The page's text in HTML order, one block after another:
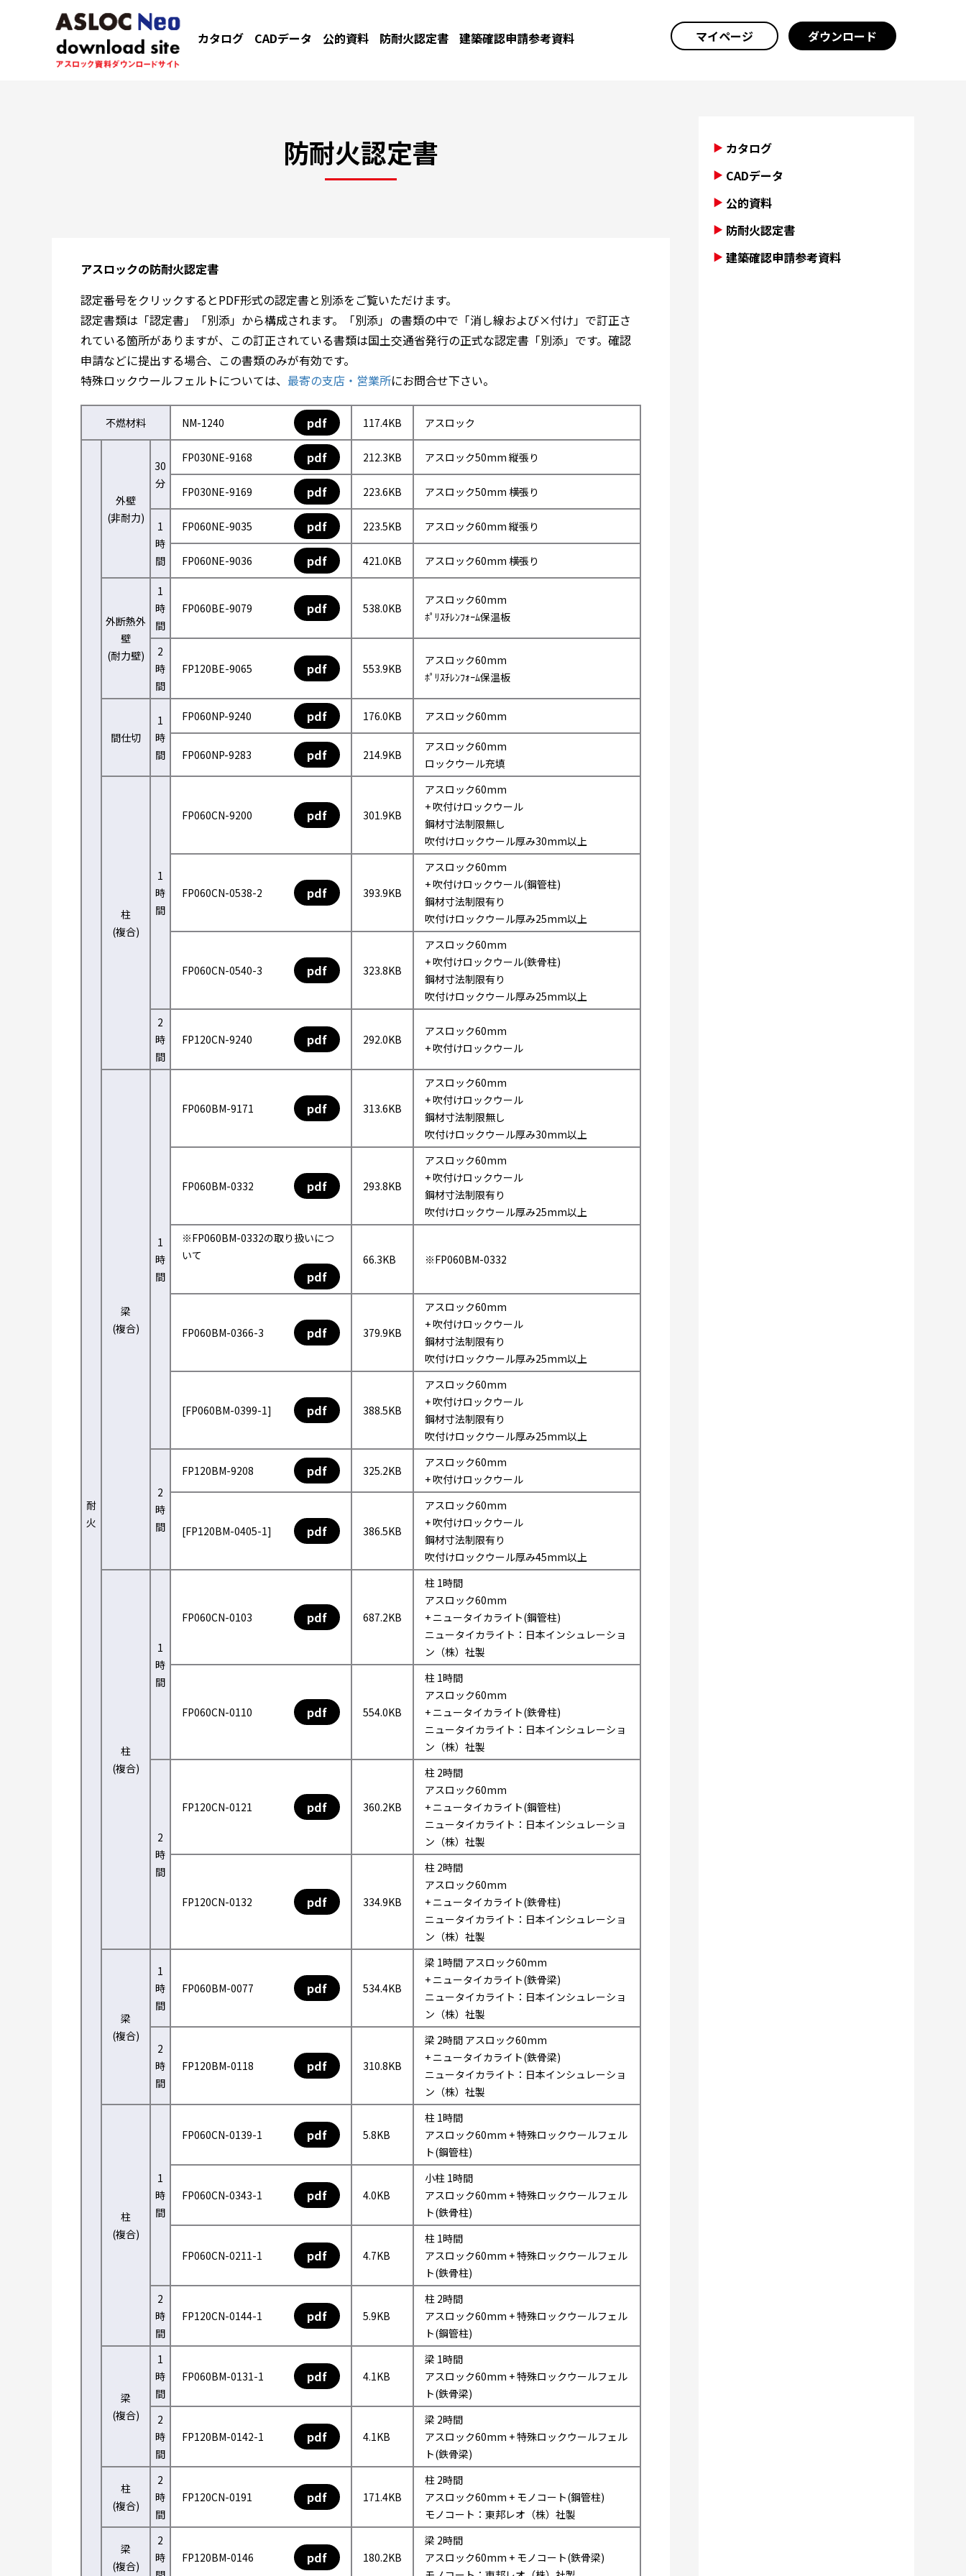
カタログ CADデータ 公的資料 防耐火認定書 建築確認申請参考資料 マイページ ダウンロード
防耐火認定書
アスロックの防耐火認定書
認定番号をクリックするとPDF形式の認定書と別添をご覧いただけます。
認定書類は「認定書」「別添」から構成されます。「別添」の書類の中で「消し線および×付け」で訂正さ
れている箇所がありますが、この訂正されている書類は国土交通省発行の正式な認定書「別添」です。確認
申請などに提出する場合、この書類のみが有効です。
特殊ロックウールフェルトについては、 最寄の支店・営業所にお問合せ下さい。
不燃材料 NM-1240 pdf 117.4KB アスロック
耐
火
外壁
(非耐力)
30
分
FP030NE-9168 pdf 212.3KB アスロック50mm 縦張り
FP030NE-9169 pdf 223.6KB アスロック50mm 横張り
1
時
間
FP060NE-9035 pdf 223.5KB アスロック60mm 縦張り
FP060NE-9036 pdf 421.0KB アスロック60mm 横張り
外断熱外
壁
(耐力壁)
1
時
間
FP060BE-9079 pdf 538.0KB
アスロック60mm
ﾎﾟﾘｽﾁﾚﾝﾌｫｰﾑ保温板
2
時
間
FP120BE-9065 pdf 553.9KB
アスロック60mm
ﾎﾟﾘｽﾁﾚﾝﾌｫｰﾑ保温板
間仕切
1
時
間
FP060NP-9240 pdf 176.0KB アスロック60mm
FP060NP-9283 pdf 214.9KB
アスロック60mm
ロックウール充填
柱
(複合)
1
時
間
FP060CN-9200 pdf 301.9KB
アスロック60mm
+ 吹付けロックウール
鋼材寸法制限無し
吹付けロックウール厚み30mm以上
FP060CN-0538-2 pdf 393.9KB
アスロック60mm
+ 吹付けロックウール(鋼管柱)
鋼材寸法制限有り
吹付けロックウール厚み25mm以上
FP060CN-0540-3 pdf 323.8KB
アスロック60mm
+ 吹付けロックウール(鉄骨柱)
鋼材寸法制限有り
吹付けロックウール厚み25mm以上
2
時
間
FP120CN-9240 pdf 292.0KB
アスロック60mm
+ 吹付けロックウール
梁
(複合)
1
時
間
FP060BM-9171 pdf 313.6KB
アスロック60mm
+ 吹付けロックウール
鋼材寸法制限無し
吹付けロックウール厚み30mm以上
FP060BM-0332 pdf 293.8KB
アスロック60mm
+ 吹付けロックウール
鋼材寸法制限有り
吹付けロックウール厚み25mm以上
※FP060BM-0332の取り扱いにつ
いて
pdf
66.3KB ※FP060BM-0332
FP060BM-0366-3 pdf 379.9KB
アスロック60mm
+ 吹付けロックウール
鋼材寸法制限有り
吹付けロックウール厚み25mm以上
[FP060BM-0399-1] pdf 388.5KB
アスロック60mm
+ 吹付けロックウール
鋼材寸法制限有り
吹付けロックウール厚み25mm以上
2
時
間
FP120BM-9208 pdf 325.2KB
アスロック60mm
+ 吹付けロックウール
[FP120BM-0405-1] pdf 386.5KB
アスロック60mm
+ 吹付けロックウール
鋼材寸法制限有り
吹付けロックウール厚み45mm以上
柱
(複合)
1
時
間
FP060CN-0103 pdf 687.2KB
柱 1時間
アスロック60mm
+ ニュータイカライト(鋼管柱)
ニュータイカライト：日本インシュレーショ
ン（株）社製
FP060CN-0110 pdf 554.0KB
柱 1時間
アスロック60mm
+ ニュータイカライト(鉄骨柱)
ニュータイカライト：日本インシュレーショ
ン（株）社製
2
時
間
FP120CN-0121 pdf 360.2KB
柱 2時間
アスロック60mm
+ ニュータイカライト(鋼管柱)
ニュータイカライト：日本インシュレーショ
ン（株）社製
FP120CN-0132 pdf 334.9KB
柱 2時間
アスロック60mm
+ ニュータイカライト(鉄骨柱)
ニュータイカライト：日本インシュレーショ
ン（株）社製
梁
(複合)
1
時
間
FP060BM-0077 pdf 534.4KB
梁 1時間 アスロック60mm
+ ニュータイカライト(鉄骨梁)
ニュータイカライト：日本インシュレーショ
ン（株）社製
2
時
間
FP120BM-0118 pdf 310.8KB
梁 2時間 アスロック60mm
+ ニュータイカライト(鉄骨梁)
ニュータイカライト：日本インシュレーショ
ン（株）社製
柱
(複合)
1
時
間
FP060CN-0139-1 pdf 5.8KB
柱 1時間
アスロック60mm + 特殊ロックウールフェル
ト(鋼管柱)
FP060CN-0343-1 pdf 4.0KB
小柱 1時間
アスロック60mm + 特殊ロックウールフェル
ト(鉄骨柱)
FP060CN-0211-1 pdf 4.7KB
柱 1時間
アスロック60mm + 特殊ロックウールフェル
ト(鉄骨柱)
2
時
間
FP120CN-0144-1 pdf 5.9KB
柱 2時間
アスロック60mm + 特殊ロックウールフェル
ト(鋼管柱)
梁
(複合)
1
時
間
FP060BM-0131-1 pdf 4.1KB
梁 1時間
アスロック60mm + 特殊ロックウールフェル
ト(鉄骨梁)
2
時
間
FP120BM-0142-1 pdf 4.1KB
梁 2時間
アスロック60mm + 特殊ロックウールフェル
ト(鉄骨梁)
柱
(複合)
2
時
間
FP120CN-0191 pdf 171.4KB
柱 2時間
アスロック60mm + モノコート(鋼管柱)
モノコート：東邦レオ（株）社製
梁
(複合)
2
時
FP120BM-0146 pdf 180.2KB
梁 2時間
アスロック60mm + モノコート(鉄骨梁)
カタログ
CADデータ
公的資料
防耐火認定書
建築確認申請参考資料